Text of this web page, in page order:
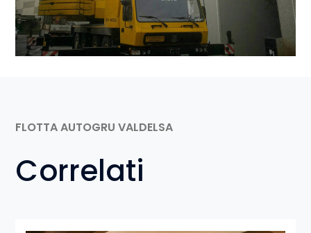
FLOTTA AUTOGRU VALDELSA
Correlati